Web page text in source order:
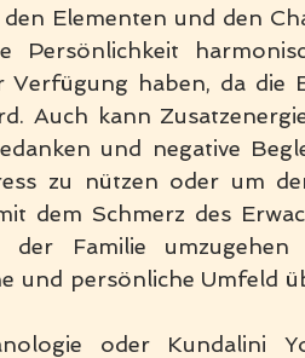
Elementen und den
Persönlichkeit
Verfügung haben, da die
Auch kann
und negative
zu nützen oder um
dem Schmerz des
Familie
und persönliche Umfeld
oder Kundalini